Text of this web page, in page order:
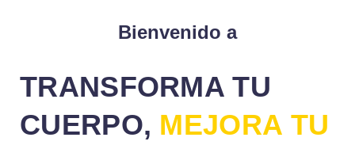
Bienvenido a
TRANSFORMA TU
CUERPO, MEJORA TU